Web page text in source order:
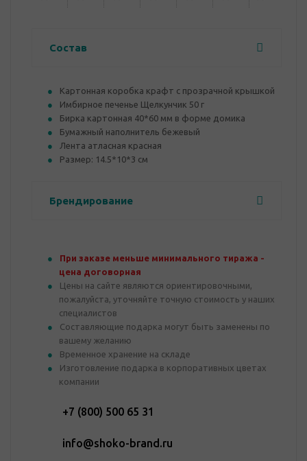
Состав
Картонная коробка крафт с прозрачной крышкой
Имбирное печенье Щелкунчик 50 г
Бирка картонная 40*60 мм в форме домика
Бумажный наполнитель бежевый
Лента атласная красная
Размер: 14.5*10*3 см
Брендирование
При заказе меньше минимального тиража -
цена договорная
Цены на сайте являются ориентировочными,
пожалуйста, уточняйте точную стоимость у наших
специалистов
Составляющие подарка могут быть заменены по
вашему желанию
Временное хранение на складе
Изготовление подарка в корпоративных цветах
компании
+7 (800) 500 65 31
info@shoko-brand.ru